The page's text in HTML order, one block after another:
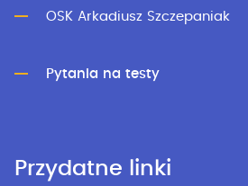
OSK Arkadiusz Szczepaniak
Pytania na testy
Przydatne linki